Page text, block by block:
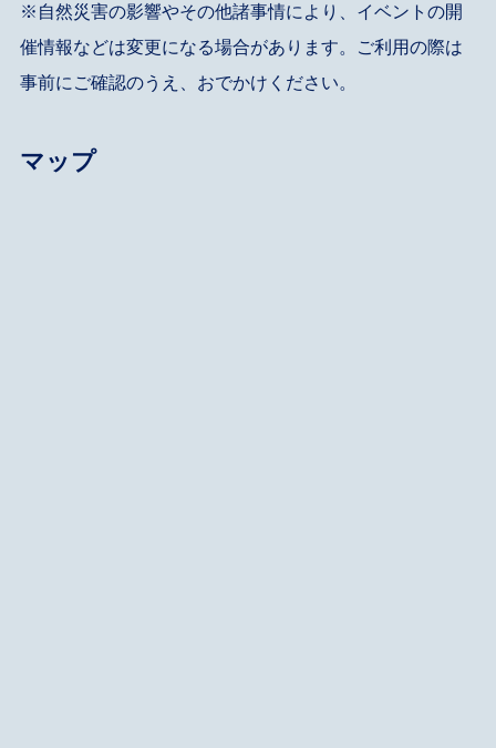
※自然災害の影響やその他諸事情により、イベントの開
催情報などは変更になる場合があります。ご利用の際は
事前にご確認のうえ、おでかけください。
マップ